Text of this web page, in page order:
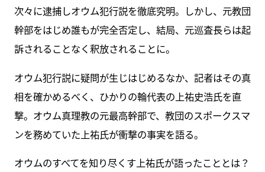
次々に逮捕しオウム犯行説を徹底究明。しかし、元教団
幹部をはじめ誰もが完全否定し、結局、元巡査長らは起
訴されることなく釈放されることに。
オウム犯行説に疑問が生じはじめるなか、記者はその真
相を確かめるべく、ひかりの輪代表の上祐史浩氏を直
撃。オウム真理教の元最高幹部で、教団のスポークスマ
ンを務めていた上祐氏が衝撃の事実を語る。
オウムのすべてを知り尽くす上祐氏が語ったこととは？